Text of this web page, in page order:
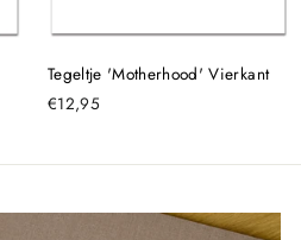
Tegeltje 'Motherhood' Vierkant
€12,95